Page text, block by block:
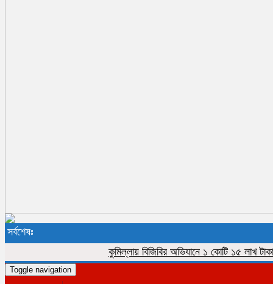
সর্বশেষঃ
কুমিল্লায় বিজিবির অভিযানে ১ কোটি ১৫ লাখ টাকার
Toggle navigation